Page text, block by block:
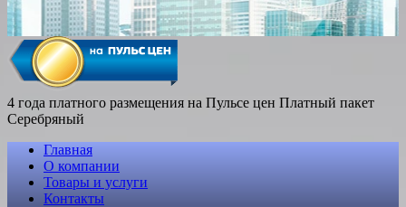
4 года платного размещения на Пульсе цен Платный пакет
Серебряный
Главная
О компании
Товары и услуги
Контакты